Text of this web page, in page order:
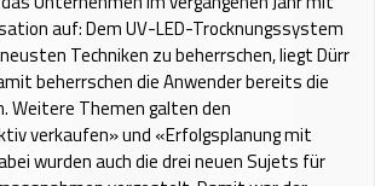
auf: Dem UV-LED-Trocknungs­system
Techniken zu beherrschen, liegt Dürr
beherrschen die Anwender bereits die
Weitere Themen galten den
verkaufen» und «Erfolgsplanung mit
wurden auch die drei neuen Sujets für